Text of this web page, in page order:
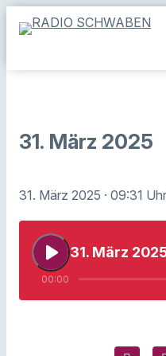
31. März 2025
31. März 2025 · 09:31 Uhr
play_arrow 31. März
00:00